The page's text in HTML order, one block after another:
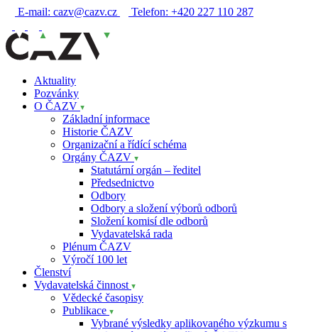
E-mail: cazv@cazv.cz Telefon: +420 227 110 287
Aktuality
Pozvánky
O ČAZV
Základní informace
Historie ČAZV
Organizační a řídící schéma
Orgány ČAZV
Statutární orgán – ředitel
Předsednictvo
Odbory
Odbory a složení výborů odborů
Složení komisí dle odborů
Vydavatelská rada
Plénum ČAZV
Výročí 100 let
Členství
Vydavatelská činnost
Vědecké časopisy
Publikace
Vybrané výsledky aplikovaného výzkumu s